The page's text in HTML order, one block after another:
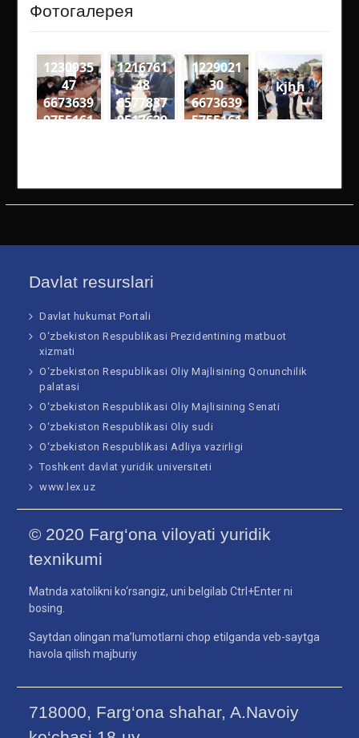
Фотогалерея
1230935
47
6673639
9755161
61205 n
1216761
48
6577837
9517630
51652 n
1229021
30
6673639
5755161
19574 n
kjhh
Davlat resurslari
Davlat hukumat Portali
O‘zbekiston Respublikasi Prezidentining matbuot
xizmati
O‘zbekiston Respublikasi Oliy Majlisining Qonunchilik
palatasi
O‘zbekiston Respublikasi Oliy Majlisining Senati
O‘zbekiston Respublikasi Oliy sudi
O‘zbekiston Respublikasi Adliya vazirligi
Toshkent davlat yuridik universiteti
www.lex.uz
© 2020 Farg‘ona viloyati yuridik
texnikumi
Matnda xatolikni ko‘rsangiz, uni belgilab Ctrl+Enter ni
bosing.
Saytdan olingan ma’lumotlarni chop etilganda veb-saytga
havola qilish majburiy
718000, Farg‘ona shahar, A.Navoiy